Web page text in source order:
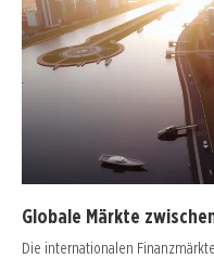
Globale Märkte
Die internationalen